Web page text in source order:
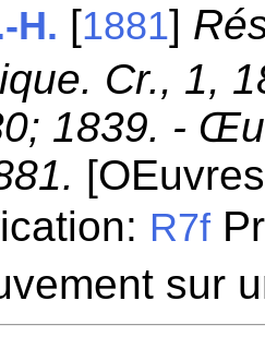
H. [1881]
Cr., 1,
1839. -
R7f
sur